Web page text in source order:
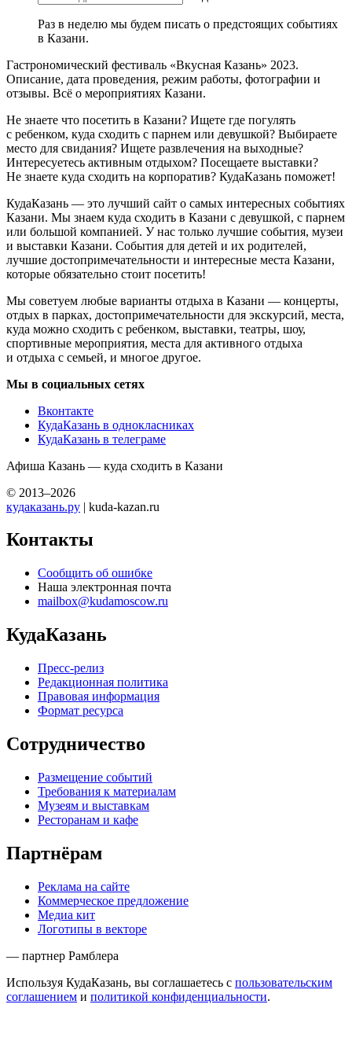
Раз в неделю мы будем писать о предстоящих событиях
в Казани.
Гастрономический фестиваль «Вкусная Казань» 2023.
Описание, дата проведения, режим работы, фотографии и
отзывы. Всё о мероприятиях Казани.
Не знаете что посетить в Казани? Ищете где погулять
с ребенком, куда сходить с парнем или девушкой? Выбираете
место для свидания? Ищете развлечения на выходные?
Интересуетесь активным отдыхом? Посещаете выставки?
Не знаете куда сходить на корпоратив? КудаКазань поможет!
КудаКазань — это лучший сайт о самых интересных событиях
Казани. Мы знаем куда сходить в Казани с девушкой, с парнем
или большой компанией. У нас только лучшие события, музеи
и выставки Казани. События для детей и их родителей,
лучшие достопримечательности и интересные места Казани,
которые обязательно стоит посетить!
Мы советуем любые варианты отдыха в Казани — концерты,
отдых в парках, достопримечательности для экскурсий, места,
куда можно сходить с ребенком, выставки, театры, шоу,
спортивные мероприятия, места для активного отдыха
и отдыха с семьей, и многое другое.
Мы в социальных сетях
Вконтакте
КудаКазань в однокласниках
КудаКазань в телеграме
Афиша Казань — куда сходить в Казани
© 2013–2026
кудаказань.ру | kuda-kazan.ru
Контакты
Сообщить об ошибке
Наша электронная почта
mailbox@kudamoscow.ru
КудаКазань
Пресс-релиз
Редакционная политика
Правовая информация
Формат ресурса
Сотрудничество
Размещение событий
Требования к материалам
Музеям и выставкам
Ресторанам и кафе
Партнёрам
Реклама на сайте
Коммерческое предложение
Медиа кит
Логотипы в векторе
— партнер Рамблера
Используя КудаКазань, вы соглашаетесь с пользовательским
соглашением и политикой конфиденциальности.